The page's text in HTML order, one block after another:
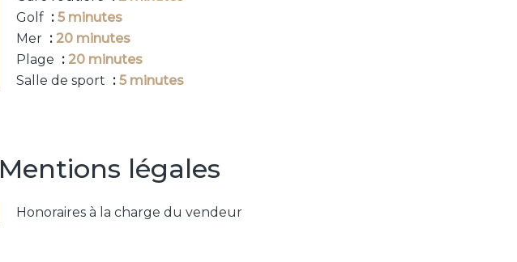
Golf
5 minutes
Mer
20 minutes
Plage
20 minutes
Salle de sport
5 minutes
Mentions légales
Honoraires à la charge du vendeur